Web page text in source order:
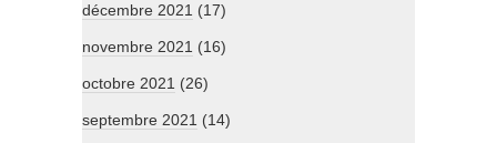
décembre 2021 (17)
novembre 2021 (16)
octobre 2021 (26)
septembre 2021 (14)